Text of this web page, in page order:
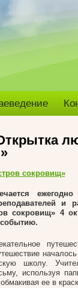
сокровищ»
и
сокровищ» 4
началось
школу.
используя
ее в